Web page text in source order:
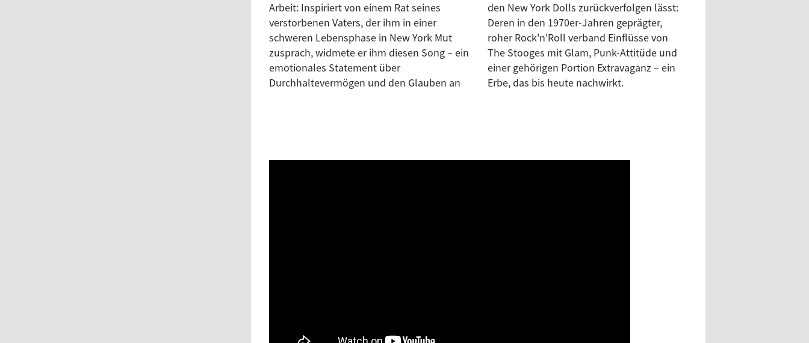
Arbeit: Inspiriert von einem Rat seines
verstorbenen Vaters, der ihm in einer
schweren Lebensphase in New York Mut
zusprach, widmete er ihm diesen Song – ein
emotionales Statement über
Durchhaltevermögen und den Glauben an
den New York Dolls zurückverfolgen lässt:
Deren in den 1970er-Jahren geprägter,
roher Rock'n'Roll verband Einflüsse von
The Stooges mit Glam, Punk-Attitüde und
einer gehörigen Portion Extravaganz – ein
Erbe, das bis heute nachwirkt.